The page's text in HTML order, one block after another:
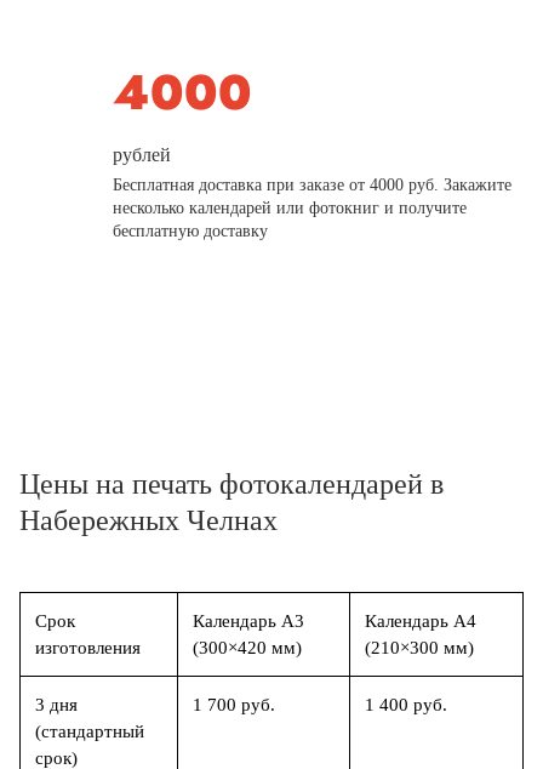
рублей
Бесплатная доставка при заказе от 4000 руб. Закажите
несколько календарей или фотокниг и получите
бесплатную доставку
Цены на печать фотокалендарей в
Набережных Челнах
Срок
изготовления
Календарь А3
(300×420 мм)
Календарь А4
(210×300 мм)
3 дня
(стандартный
срок)
1 700 руб. 1 400 руб.